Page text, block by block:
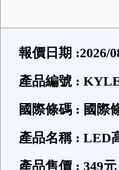
報價日期 :2026/
產品編號 :
國際條碼 : 國際
產品名稱 : LED
產品售價 : 349元